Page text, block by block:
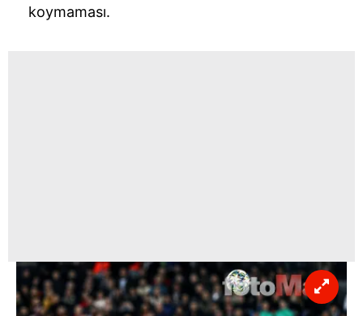
reklam/pazarlama faaliyetlerinin yapılması, amaçlarıyla
koymaması.